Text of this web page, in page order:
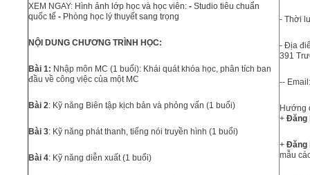
XEM NGAY: Hình ảnh lớp học và học viên: - Studio tiêu chuẩn
quốc tế - Phòng học lý thuyết sang trọng
NỘI DUNG CHƯƠNG TRÌNH HỌC:
Bài 1: Nhập môn MC (1 buổi): Khái quát khóa học, phân tích ban
đầu về công việc của một MC
Bài 2: Kỹ năng Biên tập kịch bản và phỏng vấn (1 buổi)
Bài 3: Kỹ năng phát thanh, tiếng nói truyền hình (1 buổi)
Bài 4: Kỹ năng diễn xuất (1 buổi)
- Thời
- Địa
391
-- Email:
Hướng
+ Đăng
+ Đăng
mẫu